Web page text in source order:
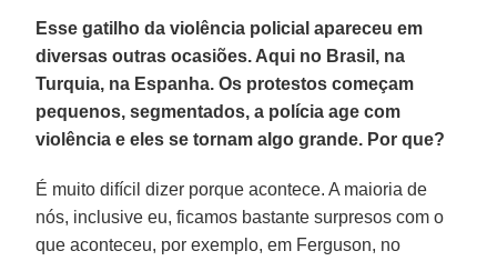
Esse gatilho da violência policial apareceu em
diversas outras ocasiões. Aqui no Brasil, na
Turquia, na Espanha. Os protestos começam
pequenos, segmentados, a polícia age com
violência e eles se tornam algo grande. Por que?
É muito difícil dizer porque acontece. A maioria de
nós, inclusive eu, ficamos bastante surpresos com o
que aconteceu, por exemplo, em Ferguson, no